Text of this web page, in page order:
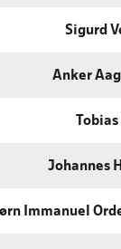
Sigurd
Anker
Johannes
Immanuel